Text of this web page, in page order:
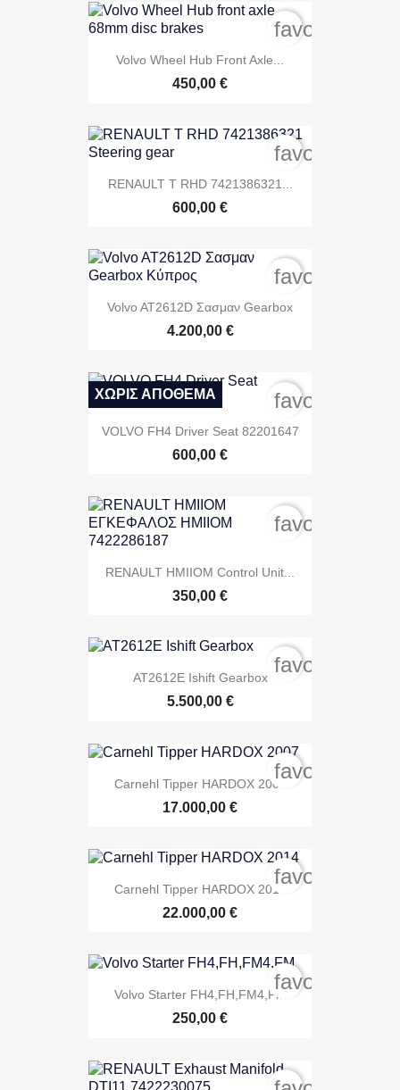
Volvo Wheel Hub Front Axle...
450,00 €
RENAULT T RHD 7421386321...
600,00 €
Volvo AT2612D Σασμαν Gearbox
4.200,00 €
VOLVO FH4 Driver Seat 82201647
600,00 €
ΧΩΡΊΣ ΑΠΌΘΕΜΑ
RENAULT HMIIOM Control Unit...
350,00 €
AT2612E Ishift Gearbox
5.500,00 €
Carnehl Tipper HARDOX 2007
17.000,00 €
Carnehl Tipper HARDOX 2014
22.000,00 €
Volvo Starter FH4,FH,FM4,FM
250,00 €